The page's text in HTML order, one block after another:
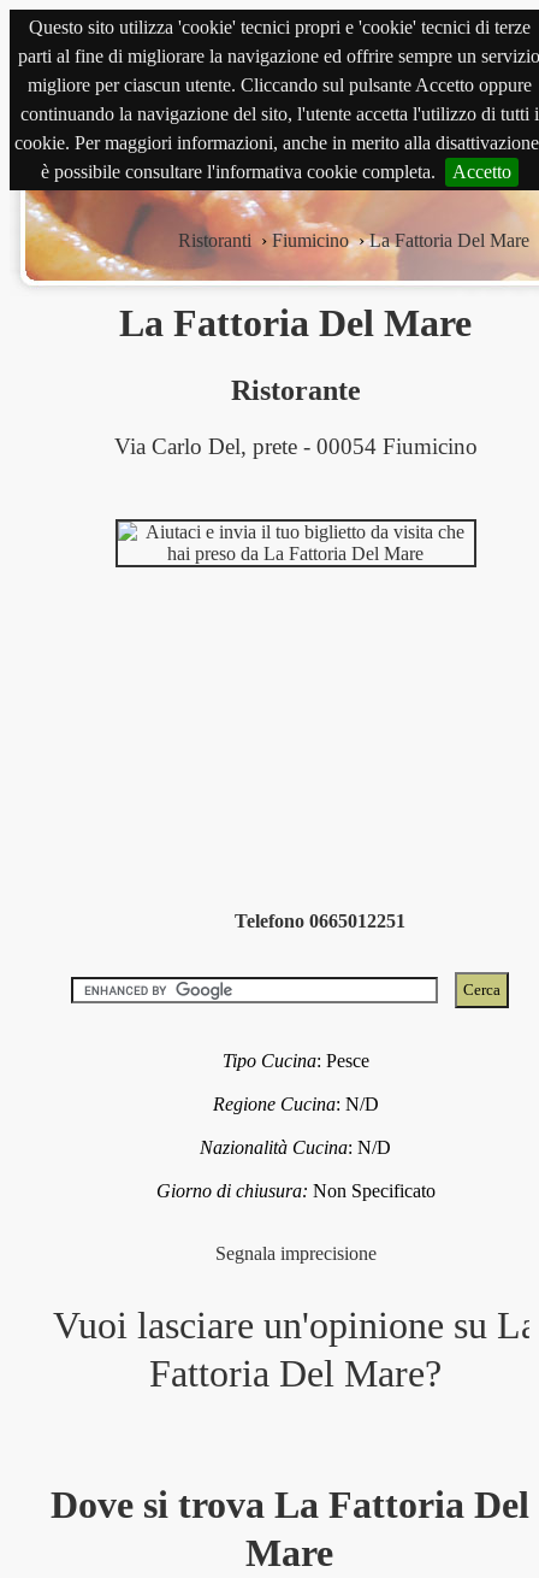
Questo sito utilizza 'cookie' tecnici propri e 'cookie' tecnici di terze
parti al fine di migliorare la navigazione ed offrire sempre un servizio
migliore per ciascun utente. Cliccando sul pulsante Accetto oppure
continuando la navigazione del sito, l'utente accetta l'utilizzo di tutti i
cookie. Per maggiori informazioni, anche in merito alla
è possibile consultare l'informativa cookie completa.
Accetto
magnabene.com
Ristoranti ›Fiumicino ›La Fattoria Del Mare
La Fattoria Del Mare
Ristorante
Via Carlo Del, prete - 00054 Fiumicino
Telefono 0665012251
Tipo Cucina: Pesce
Regione Cucina: N/D
Nazionalità Cucina:N/D
Giorno di chiusura: Non Specificato
Segnala imprecisione
Vuoi lasciare un'opinione su La
Fattoria Del Mare?
Dove si trova La Fattoria Del
Mare